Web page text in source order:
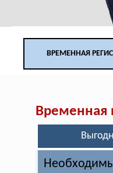
ВРЕМЕННАЯ
Временная